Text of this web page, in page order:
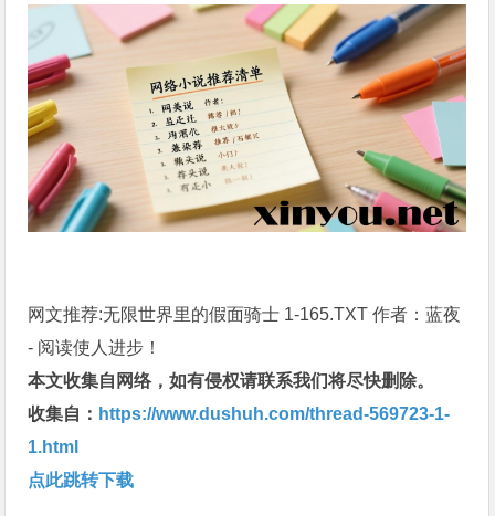
网文推荐:无限世界里的假面骑士 1-165.TXT 作者：蓝夜
- 阅读使人进步！
本文收集自网络，如有侵权请联系我们将尽快删除。
收集自： https://www.dushuh.com/thread-569723-1-
1.html
点此跳转下载